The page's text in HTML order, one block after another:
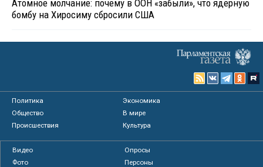
Атомное молчание: почему в ООН «забыли», что ядерную
бомбу на Хиросиму сбросили США
Политика
Экономика
Общество
В мире
Происшествия
Культура
Видео
Опросы
Фото
Персоны